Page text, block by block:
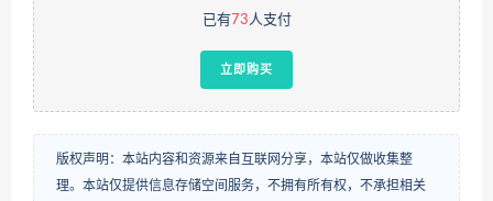
已有73人支付
立即购买
版权声明：本站内容和资源来自互联网分享，本站仅做收集整
理。本站仅提供信息存储空间服务，不拥有所有权，不承担相关